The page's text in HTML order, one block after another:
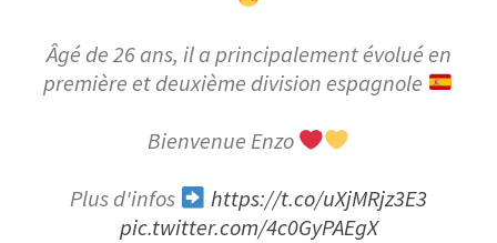
Âgé de 26 ans, il a principalement évolué en
première et deuxième division espagnole
Bienvenue Enzo
Plus d'infos
https://t.co/uXjMRjz3E3
pic.twitter.com/4c0GyPAEgX